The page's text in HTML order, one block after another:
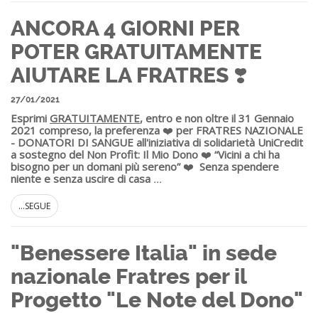
ANCORA 4 GIORNI PER
POTER GRATUITAMENTE
AIUTARE LA FRATRES ❣️
27/01/2021
Esprimi GRATUITAMENTE, entro e non oltre il 31 Gennaio
2021 compreso, la preferenza ❤️ per FRATRES NAZIONALE
- DONATORI DI SANGUE all'iniziativa di solidarietà UniCredit
a sostegno del Non Profit: Il Mio Dono ❤️ “Vicini a chi ha
bisogno per un domani più sereno”❤️ Senza spendere
niente e senza uscire di casa ...
...SEGUE
"Benessere Italia" in sede
nazionale Fratres per il
Progetto "Le Note del Dono"